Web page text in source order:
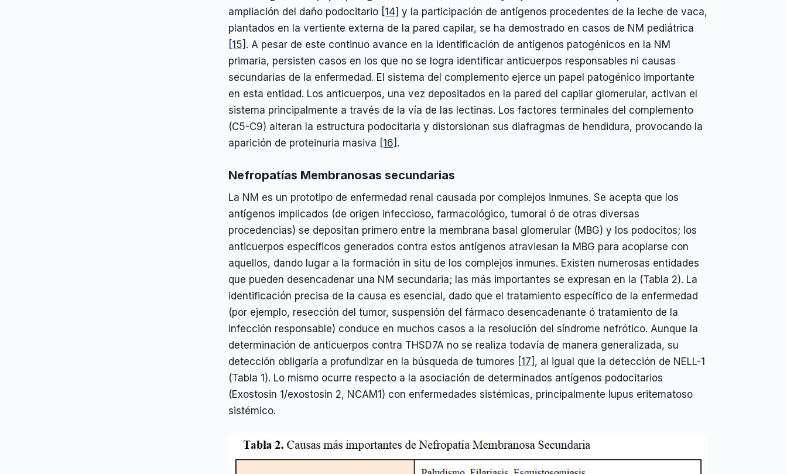
ampliación del daño podocitario [14] y la participación de antígenos procedentes de la leche de vaca,
plantados en la vertiente externa de la pared capilar, se ha demostrado en casos de NM pediátrica
[15] . A pesar de este continuo avance en la identificación de antígenos patogénicos en la NM
primaria, persisten casos en los que no se logra identificar anticuerpos responsables ni causas
secundarias de la enfermedad. El sistema del complemento ejerce un papel patogénico importante
en esta entidad. Los anticuerpos, una vez depositados en la pared del capilar glomerular, activan el
sistema principalmente a través de la vía de las lectinas. Los factores terminales del complemento
(C5-C9) alteran la estructura podocitaria y distorsionan sus diafragmas de hendidura, provocando la
aparición de proteinuria masiva [16] .
Nefropatías Membranosas secundarias
La NM es un prototipo de enfermedad renal causada por complejos inmunes. Se acepta que los
antígenos implicados (de origen infeccioso, farmacológico, tumoral ó de otras diversas
procedencias) se depositan primero entre la membrana basal glomerular (MBG) y los podocitos; los
anticuerpos específicos generados contra estos antígenos atraviesan la MBG para acoplarse con
aquellos, dando lugar a la formación in situ de los complejos inmunes. Existen numerosas entidades
que pueden desencadenar una NM secundaria; las más importantes se expresan en la (Tabla 2). La
identificación precisa de la causa es esencial, dado que el tratamiento específico de la enfermedad
(por ejemplo, resección del tumor, suspensión del fármaco desencadenante ó tratamiento de la
infección responsable) conduce en muchos casos a la resolución del síndrome nefrótico. Aunque la
determinación de anticuerpos contra THSD7A no se realiza todavía de manera generalizada, su
detección obligaría a profundizar en la búsqueda de tumores [17] , al igual que la detección de NELL-1
(Tabla 1). Lo mismo ocurre respecto a la asociación de determinados antígenos podocitarios
(Exostosin 1/exostosin 2, NCAM1) con enfermedades sistémicas, principalmente lupus eritematoso
sistémico.